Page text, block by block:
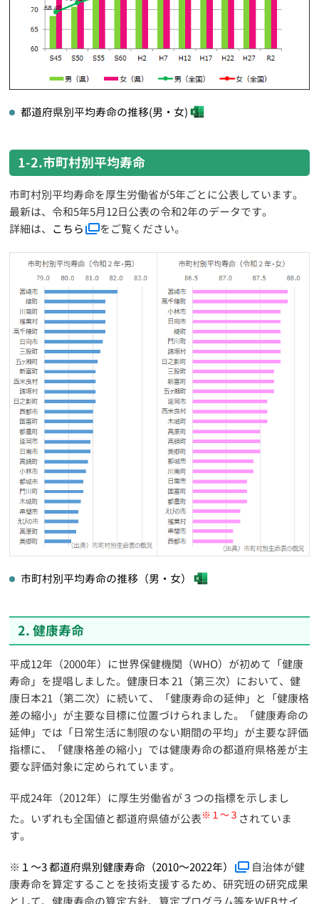
都道府県別平均寿命の推移(男・女)
1-2.市町村別平均寿命
市町村別平均寿命を厚生労働省が5年ごとに公表しています。
最新は、令和5年5月12日公表の令和2年のデータです。
詳細は、 こちら をご覧ください。
市町村別平均寿命の推移（男・女）
2. 健康寿命
平成12年（2000年）に世界保健機関（WHO）が初めて「健康
寿命」を提唱しました。健康日本 21（第三次）において、健
康日本21（第二次）に続いて、「健康寿命の延伸」と「健康格
差の縮小」が主要な目標に位置づけられました。「健康寿命の
延伸」では「日常生活に制限のない期間の平均」が主要な評価
指標に、「健康格差の縮小」では健康寿命の都道府県格差が主
要な評価対象に定められています。
平成24年（2012年）に厚生労働省が３つの指標を示しまし
た。いずれも全国値と都道府県値が公表※１～３ されていま
す。
※ １～3 都道府県別健康寿命（2010～2022年）
自治体が健
康寿命を算定することを技術支援するため、研究班の研究成果